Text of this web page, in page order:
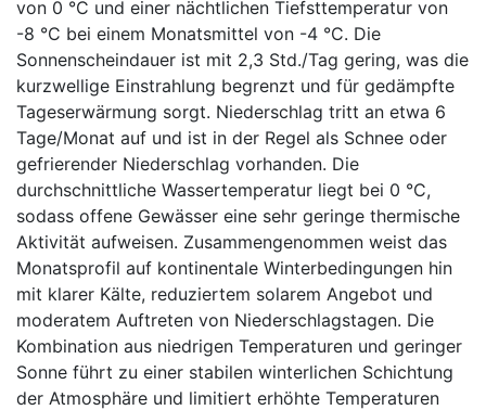
von 0 °C und einer nächtlichen Tiefsttemperatur von
-8 °C bei einem Monatsmittel von -4 °C. Die
Sonnenscheindauer ist mit 2,3 Std./Tag gering, was die
kurzwellige Einstrahlung begrenzt und für gedämpfte
Tageserwärmung sorgt. Niederschlag tritt an etwa 6
Tage/Monat auf und ist in der Regel als Schnee oder
gefrierender Niederschlag vorhanden. Die
durchschnittliche Wassertemperatur liegt bei 0 °C,
sodass offene Gewässer eine sehr geringe thermische
Aktivität aufweisen. Zusammengenommen weist das
Monatsprofil auf kontinentale Winterbedingungen hin
mit klarer Kälte, reduziertem solarem Angebot und
moderatem Auftreten von Niederschlagstagen. Die
Kombination aus niedrigen Temperaturen und geringer
Sonne führt zu einer stabilen winterlichen Schichtung
der Atmosphäre und limitiert erhöhte Temperaturen